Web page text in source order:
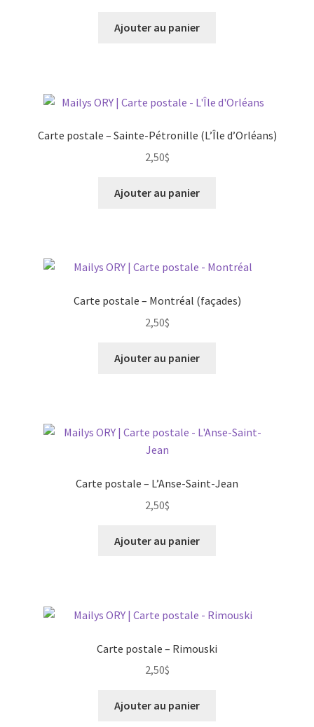
Ajouter au panier
Carte postale – Sainte-Pétronille (L’Île d’Orléans)
2,50$
Ajouter au panier
Carte postale – Montréal (façades)
2,50$
Ajouter au panier
Carte postale – L’Anse-Saint-Jean
2,50$
Ajouter au panier
Carte postale – Rimouski
2,50$
Ajouter au panier